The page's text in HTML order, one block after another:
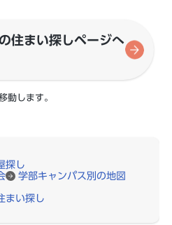
住まい探しページへ
動します。
探し
学部キャンパス別の地図
まい探し